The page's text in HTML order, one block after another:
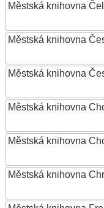
Městská knihovna
Městská knihovna
Městská knihovna
Městská knihovna
Městská knihovna
Městská knihovna